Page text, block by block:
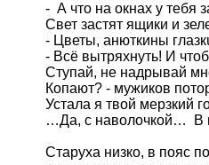
-  А что на окнах у тебя
Свет застят ящики и
- Цветы, анюткины
- Всё вытряхнуть! И
Ступай, не надрывай
Копают? - мужиков
Устала я твой мерзкий
…Да, с наволочкой…  В
Старуха низко, в пояс